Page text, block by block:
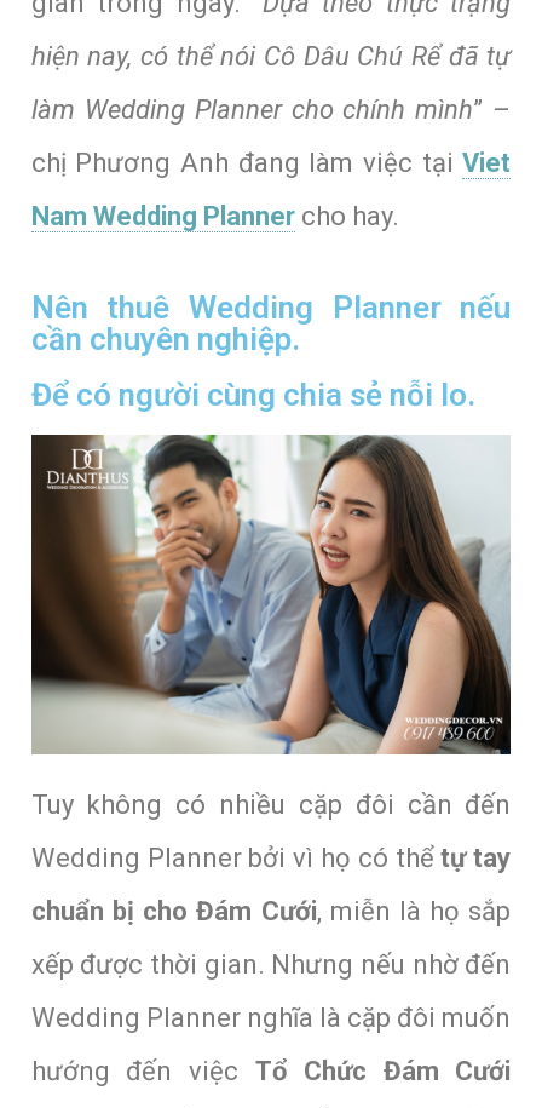
hiện nay, có thể nói Cô Dâu Chú Rể đã tự
làm Wedding Planner cho chính mình” –
chị Phương Anh đang làm việc tạiViet
Nam Wedding Plannercho hay.
Nên thuê Wedding Planner nếu
cần chuyên nghiệp.
Để có người cùng chia sẻ nỗi lo.
Tuy không có nhiều cặp đôi cần đến
Wedding Planner bởi vì họ có thểtự tay
chuẩn bị cho Đám Cưới, miễn là họ sắp
xếp được thời gian. Nhưng nếu nhờ đến
Wedding Planner nghĩa là cặp đôi muốn
hướng đến việc Tổ Chức Đám Cưới